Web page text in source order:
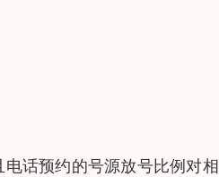
话预约的号源放号比例对